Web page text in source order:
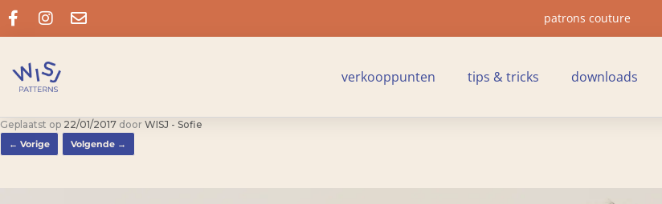
patrons couture
verkooppunten tips & tricks downloads
Geplaatst op 22/01/2017 door WISJ - Sofie
← Vorige Volgende →